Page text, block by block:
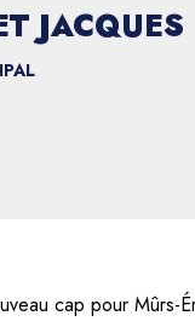
JACQUES
cap pour Mûrs-